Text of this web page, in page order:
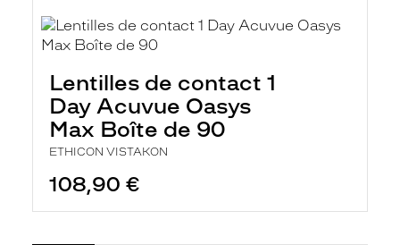
Lentilles de contact 1
Day Acuvue Oasys
Max Boîte de 90
ETHICON VISTAKON
108,90 €